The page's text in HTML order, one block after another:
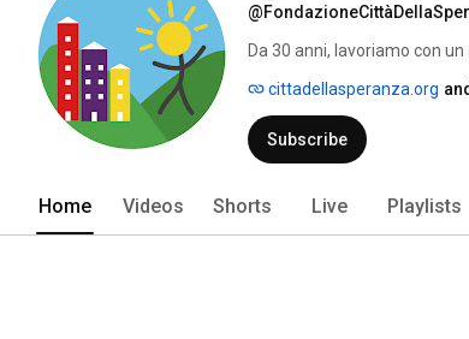
Da 30 anni, lavoriamo con
volontari, ricercatori, medici,
cittadellasperanza.org
Subscribe
Home Videos Shorts Live Playlists